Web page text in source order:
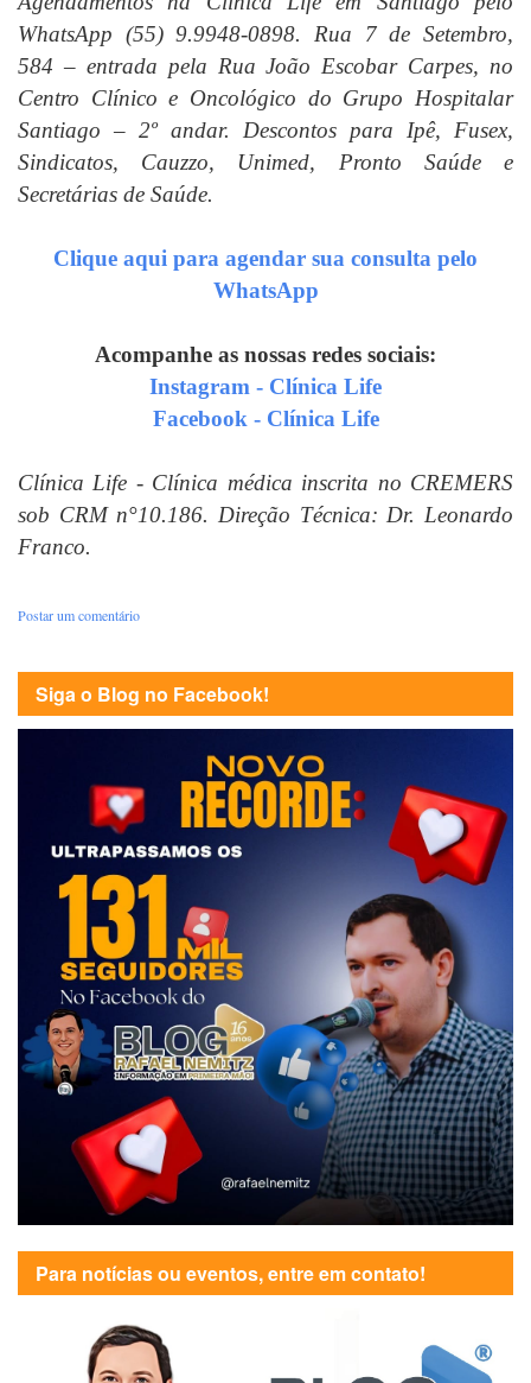
WhatsApp (55) 9.9948-0898. Rua 7 de Setembro,
584 – entrada pela Rua João Escobar Carpes, no
Centro Clínico e Oncológico do Grupo Hospitalar
Santiago – 2º andar. Descontos para Ipê, Fusex,
Sindicatos, Cauzzo, Unimed, Pronto Saúde e
Secretárias de Saúde.
Clique aqui para agendar sua consulta pelo
WhatsApp
Acompanhe as nossas redes sociais:
Instagram - Clínica Life
Facebook - Clínica Life
Clínica Life - Clínica médica inscrita no CREMERS
sob CRM n°10.186. Direção Técnica: Dr. Leonardo
Franco.
Postar um comentário
Siga o Blog no Facebook!
Para notícias ou eventos, entre em contato!